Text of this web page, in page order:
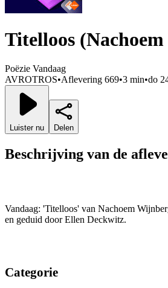
Titelloos
Poëzie Vandaag
AVROTROS•Aflevering 669•3 min•do
Luister nu Delen
Beschrijving van de
Vandaag: 'Titelloos' van Nachoem
en geduid door Ellen Deckwitz.
Categorie